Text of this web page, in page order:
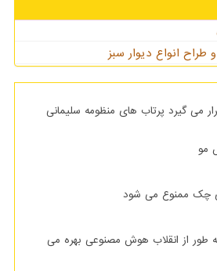
انواع دیوار سبز
2 در مدار قرار می گیرد پرتاب های منظومه سلیمانی
مو
چک ممنوع می شود
طور از انقلاب هوش مصنوعی بهره می